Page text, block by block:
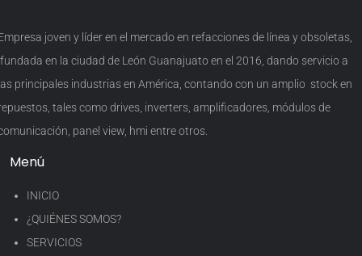
joven y líder en el mercado en refacciones de línea y obsoletas,
en la ciudad de León Guanajuato en el 2016, dando servicio a
principales industrias en América, contando con un amplio stock en
tales como drives, inverters, amplificadores, módulos de
panel view, hmi entre otros.
Menú
INICIO
¿QUIÉNES SOMOS?
SERVICIOS